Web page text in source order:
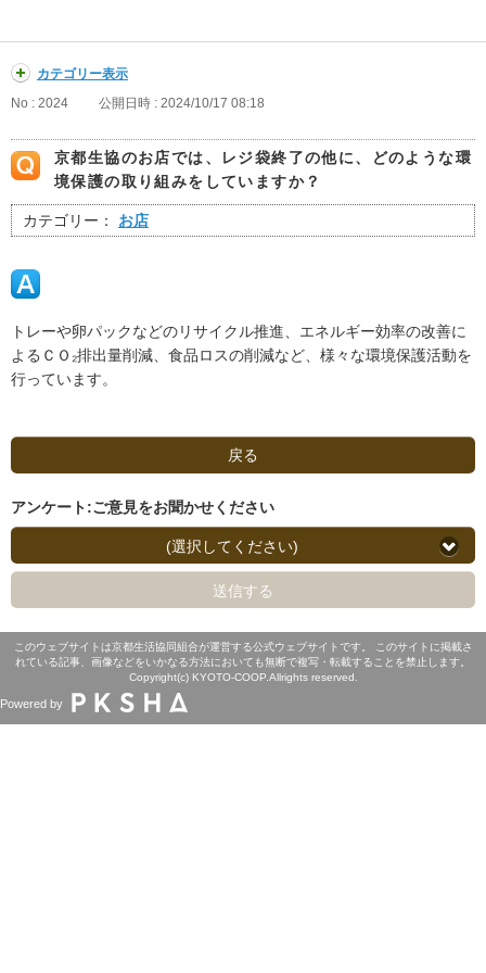
カテゴリー表示
No : 2024
公開日時 : 2024/10/17 08:18
京都生協のお店では、レジ袋終了の他に、どのような環
境保護の取り組みをしていますか？
カテゴリー： お店
トレーや卵パックなどのリサイクル推進、エネルギー効率の改善に
よるＣＯ₂排出量削減、食品ロスの削減など、様々な環境保護活動を
行っています。
戻る
アンケート:ご意見をお聞かせください
(選択してください)
送信する
このウェブサイトは京都生活協同組合が運営する公式ウェブサイトです。 このサイトに掲載さ
れている記事、画像などをいかなる方法においても無断で複写・転載することを禁止します。
Copyright(c) KYOTO-COOP.Allrights reserved.
Powered by